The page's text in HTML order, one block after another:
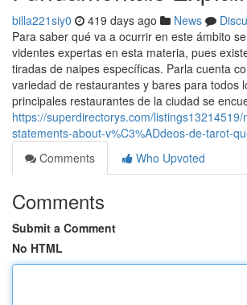
billa221siy0 419 days ago News
Para saber qué va a ocurrir en este ámbito
videntes expertas en esta materia, pues
tiradas de naipes específicas. Parla cuenta
variedad de restaurantes y bares para todos
principales restaurantes de la ciudad se
https://superdirectorys.com/
statements-about-v%C3%ADdeos-de-tarot-
Comments
Who Upvoted
Comments
Submit a Comment
No HTML